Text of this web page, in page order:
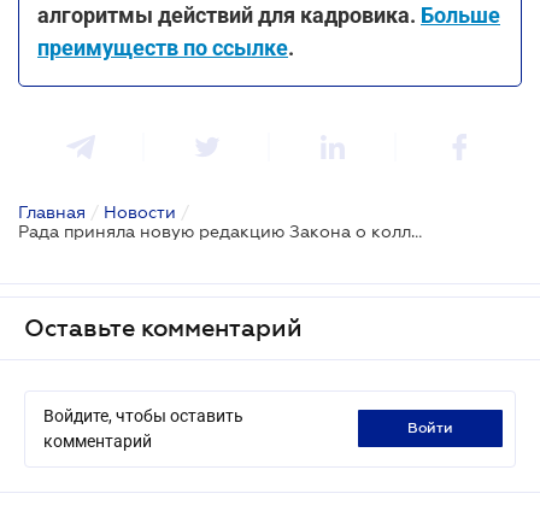
алгоритмы действий для кадровика. Больше
преимуществ по ссылке.
Главная / Новости /
Рада приняла новую редакцию Закона о коллективных договорах
Оставьте комментарий
Войдите, чтобы оставить
комментарий
войти